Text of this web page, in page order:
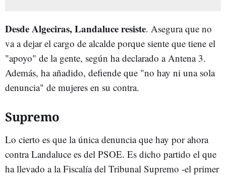
Desde Algeciras, Landaluce resiste. Asegura que no
va a dejar el cargo de alcalde porque siente que tiene el
"apoyo" de la gente, según ha declarado a Antena 3.
Además, ha añadido, defiende que "no hay ni una sola
denuncia" de mujeres en su contra.
Supremo
Lo cierto es que la única denuncia que hay por ahora
contra Landaluce es del PSOE. Es dicho partido el que
ha llevado a la Fiscalía del Tribunal Supremo -el primer